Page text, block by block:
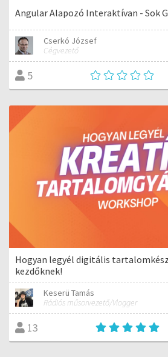
Angular Alapozó Interaktívan - Sok
Cserkó József
Cégvezető
5
Hogyan legyél digitális
kezdőknek!
Keserü Tamás
Rádiós műsorvezető/Vlogger
13